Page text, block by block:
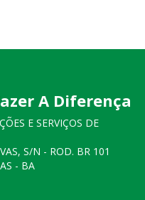
A Diferença
E SERVIÇOS DE
S/N - ROD. BR 101
- BA